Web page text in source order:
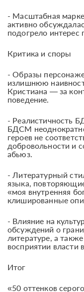
- Масштабная
активно
подогрело интерес
Критика и споры
- Образы
излишнюю
Кристиана — за
поведение.
- Реалистичность
БДСМ
героев не
добровольности и
абьюз.
- Литературный
языка,
«моя внутренняя
клишированные
- Влияние на
обсуждений о
литературе, а
восприятии власти
Итог
«50 оттенков